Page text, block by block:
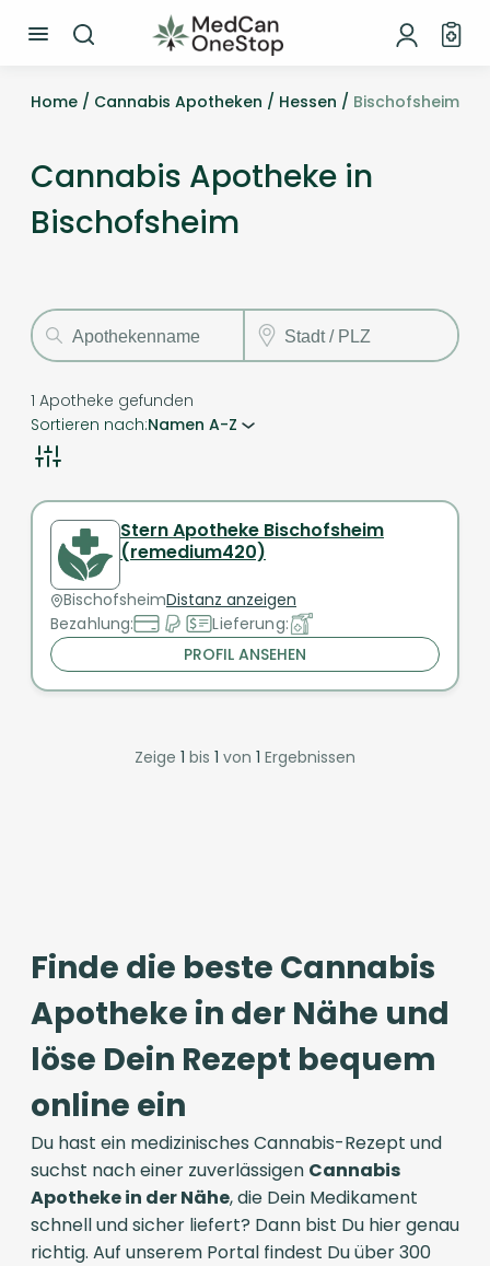
Home / Cannabis Apotheken / Hessen / Bischofsheim
Cannabis Apotheke in
Bischofsheim
1 Apotheke gefunden
Sortieren nach:Namen A-Z
Stern Apotheke Bischofsheim
(remedium420)
BischofsheimDistanz anzeigen
Bezahlung:
Lieferung:
PROFIL ANSEHEN
Zeige 1 bis 1 von 1 Ergebnissen
Finde die beste Cannabis
Apotheke in der Nähe und
löse Dein Rezept bequem
online ein
Du hast ein medizinisches Cannabis-Rezept und
suchst nach einer zuverlässigen Cannabis
Apotheke in der Nähe, die Dein Medikament
schnell und sicher liefert? Dann bist Du hier genau
richtig. Auf unserem Portal findest Du über 300